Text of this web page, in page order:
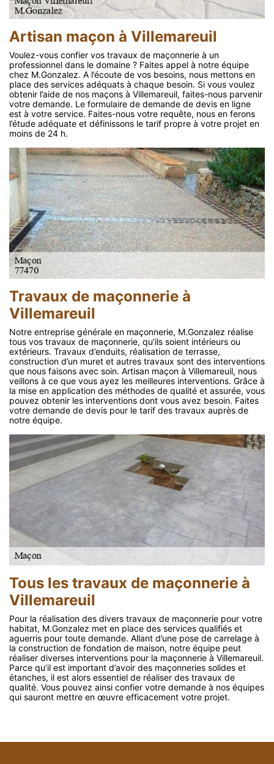
Artisan maçon à Villemareuil
Voulez-vous confier vos travaux de maçonnerie à un
professionnel dans le domaine ? Faites appel à notre équipe
chez M.Gonzalez. A l’écoute de vos besoins, nous mettons en
place des services adéquats à chaque besoin. Si vous voulez
obtenir l’aide de nos maçons à Villemareuil, faites-nous parvenir
votre demande. Le formulaire de demande de devis en ligne
est à votre service. Faites-nous votre requête, nous en ferons
l’étude adéquate et définissons le tarif propre à votre projet en
moins de 24 h.
Travaux de maçonnerie à
Villemareuil
Notre entreprise générale en maçonnerie, M.Gonzalez réalise
tous vos travaux de maçonnerie, qu’ils soient intérieurs ou
extérieurs. Travaux d’enduits, réalisation de terrasse,
construction d’un muret et autres travaux sont des interventions
que nous faisons avec soin. Artisan maçon à Villemareuil, nous
veillons à ce que vous ayez les meilleures interventions. Grâce à
la mise en application des méthodes de qualité et assurée, vous
pouvez obtenir les interventions dont vous avez besoin. Faites
votre demande de devis pour le tarif des travaux auprès de
notre équipe.
Tous les travaux de maçonnerie à
Villemareuil
Pour la réalisation des divers travaux de maçonnerie pour votre
habitat, M.Gonzalez met en place des services qualifiés et
aguerris pour toute demande. Allant d’une pose de carrelage à
la construction de fondation de maison, notre équipe peut
réaliser diverses interventions pour la maçonnerie à Villemareuil.
Parce qu’il est important d’avoir des maçonneries solides et
étanches, il est alors essentiel de réaliser des travaux de
qualité. Vous pouvez ainsi confier votre demande à nos équipes
qui sauront mettre en œuvre efficacement votre projet.